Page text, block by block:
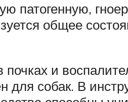
патогенную,
общее
и
для собак. В